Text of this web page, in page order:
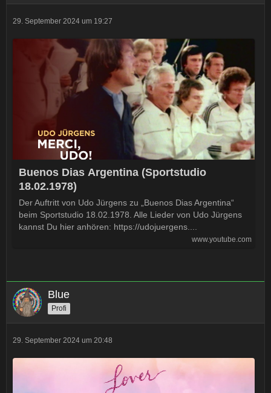
29. September 2024 um 19:27
Buenos Dias Argentina (Sportstudio
18.02.1978)
Der Auftritt von Udo Jürgens zu „Buenos Dias Argentina“
beim Sportstudio 18.02.1978. Alle Lieder von Udo Jürgens
kannst Du hier anhören: https://udojuergens....
www.youtube.com
Blue
Profi
29. September 2024 um 20:48